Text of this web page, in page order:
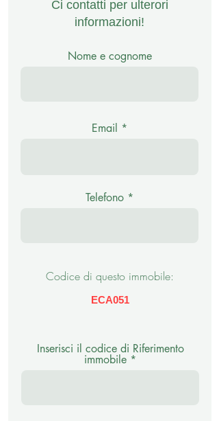
Ci contatti per ulterori
informazioni!
Nome e cognome
Email
Telefono
Codice di questo immobile:
ECA051
Inserisci il codice di Riferimento
immobile